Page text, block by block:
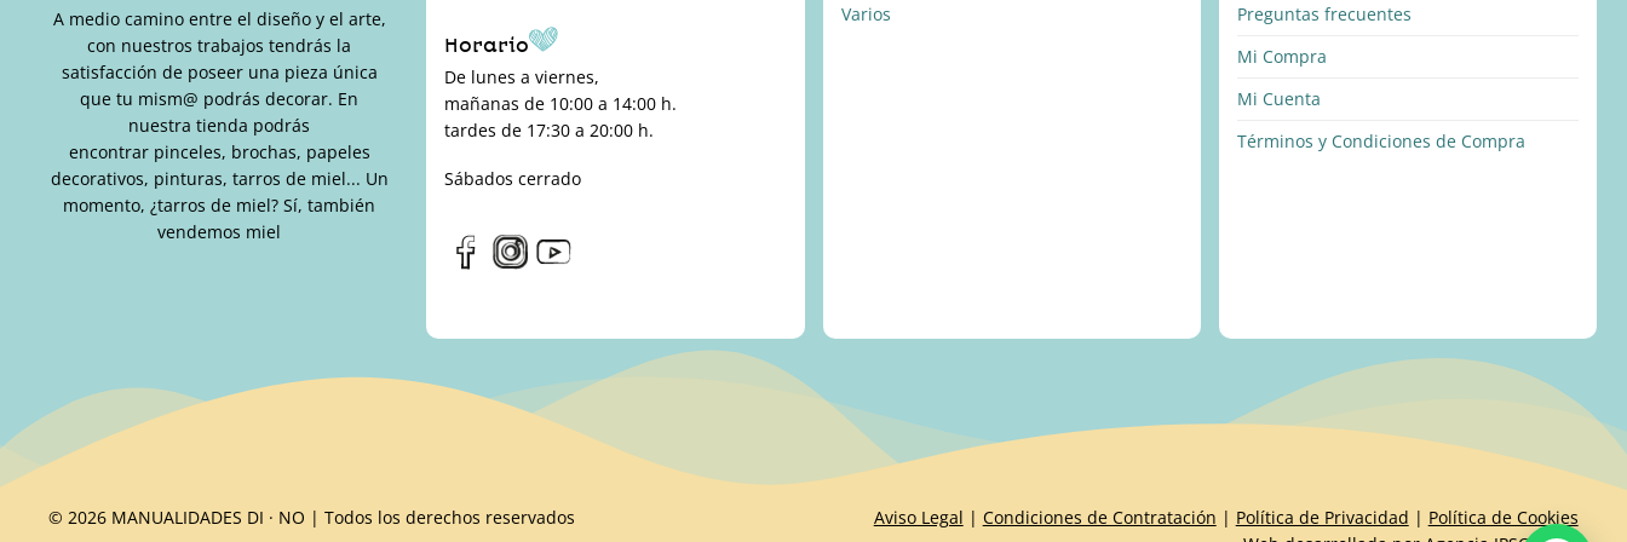
A medio camino entre el diseño y el arte,
con nuestros trabajos tendrás la
satisfacción de poseer una pieza única
que tu mism@ podrás decorar. En
nuestra tienda podrás
encontrar pinceles, brochas, papeles
decorativos, pinturas, tarros de miel... Un
momento, ¿tarros de miel? Sí, también
vendemos miel
Horario
De lunes a viernes,
mañanas de 10:00 a 14:00 h.
tardes de 17:30 a 20:00 h.
Sábados cerrado
Varios
Preguntas frecuentes
Mi Compra
Mi Cuenta
Términos y Condiciones de Compra
© 2026 MANUALIDADES DI · NO | Todos los derechos reservados Aviso Legal | Condiciones de Contratación | Política de Privacidad | Política de Cookies